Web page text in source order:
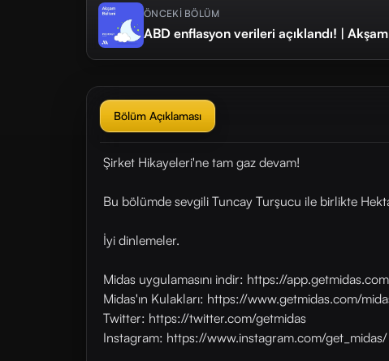
ÖNCEKİ BÖLÜM
ABD enflasyon verileri açıklandı! |
Bölüm Açıklaması
Şirket Hikayeleri'ne tam gaz devam!
Bu bölümde sevgili Tuncay Turşucu ile birlikte
İyi dinlemeler.
Midas uygulamasını indir: https://
Midas'ın Kulakları: https://www.getmidas.com/
Twitter: https://twitter.com/getmidas
Instagram: https://www.instagram.com/get_midas/